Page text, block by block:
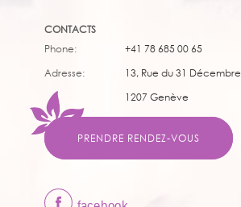
CONTACTS
Phone:
+41 78 685 00 65
Adresse:
13, Rue du 31 Décembre
1207 Genève
PRENDRE RENDEZ-VOUS